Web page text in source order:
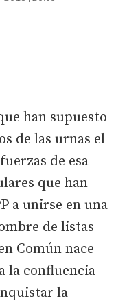
han supuesto
de las urnas el
de esa
que han
a unirse en una
de listas
Común nace
la confluencia
la